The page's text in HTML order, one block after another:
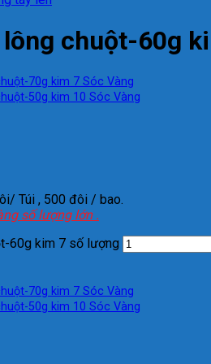
lông chuột-60g
Túi , 500 đôi / bao.
số lượng lớn .
60g kim 7 số lượng